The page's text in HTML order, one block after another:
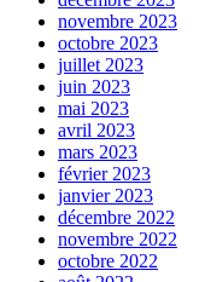
novembre 2023
octobre 2023
juillet 2023
juin 2023
mai 2023
avril 2023
mars 2023
février 2023
janvier 2023
décembre 2022
novembre 2022
octobre 2022